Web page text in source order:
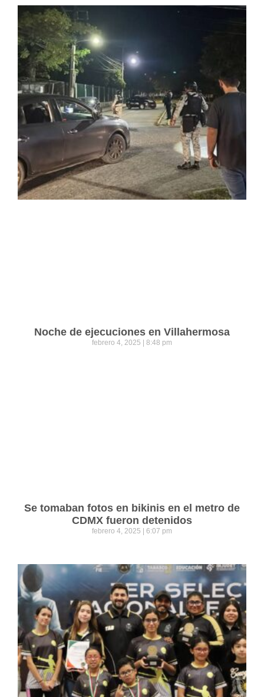
Noche de ejecuciones en Villahermosa
febrero 4, 2025 8:48 pm
Se tomaban fotos en bikinis en el metro de
CDMX fueron detenidos
febrero 4, 2025 6:07 pm